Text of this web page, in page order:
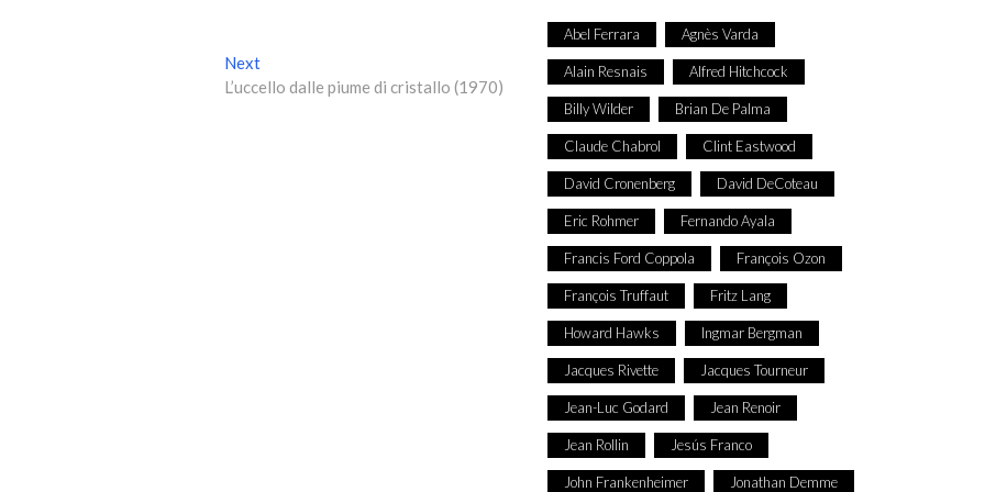
Next
e
L’uccello dalle piume di cristallo (1970)
Abel Ferrara Agnès Varda
Alain Resnais Alfred Hitchcock
Billy Wilder Brian De Palma
Claude Chabrol Clint Eastwood
David Cronenberg David DeCoteau
Eric Rohmer Fernando Ayala
Francis Ford Coppola François Ozon
François Truffaut Fritz Lang
Howard Hawks Ingmar Bergman
Jacques Rivette Jacques Tourneur
Jean-Luc Godard Jean Renoir
Jean Rollin Jesús Franco
John Frankenheimer Jonathan Demme